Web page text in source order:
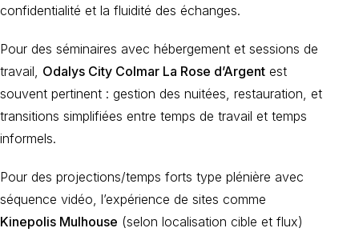
confidentialité et la fluidité des échanges.
Pour des séminaires avec hébergement et sessions de
travail, Odalys City Colmar La Rose d’Argent est
souvent pertinent : gestion des nuitées, restauration, et
transitions simplifiées entre temps de travail et temps
informels.
Pour des projections/temps forts type plénière avec
séquence vidéo, l’expérience de sites comme
Kinepolis Mulhouse (selon localisation cible et flux)